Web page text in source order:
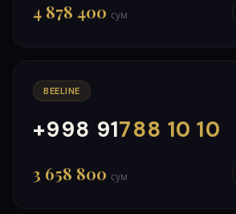
4 878 400 сум
BEELINE
+998 91788 10 10
000
999
3 658 800 сум